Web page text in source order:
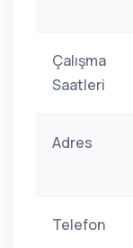
Çalışma
Saatleri
Adres
Telefon